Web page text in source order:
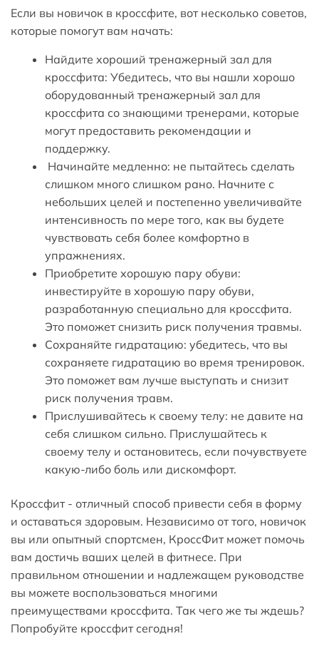
Если вы новичок в кроссфите, вот несколько советов,
которые помогут вам начать:
Найдите хороший тренажерный зал для
кроссфита: Убедитесь, что вы нашли хорошо
оборудованный тренажерный зал для
кроссфита со знающими тренерами, которые
могут предоставить рекомендации и
поддержку.
Начинайте медленно: не пытайтесь сделать
слишком много слишком рано. Начните с
небольших целей и постепенно увеличивайте
интенсивность по мере того, как вы будете
чувствовать себя более комфортно в
упражнениях.
Приобретите хорошую пару обуви:
инвестируйте в хорошую пару обуви,
разработанную специально для кроссфита.
Это поможет снизить риск получения травмы.
Сохраняйте гидратацию: убедитесь, что вы
сохраняете гидратацию во время тренировок.
Это поможет вам лучше выступать и снизит
риск получения травм.
Прислушивайтесь к своему телу: не давите на
себя слишком сильно. Прислушайтесь к
своему телу и остановитесь, если почувствуете
какую-либо боль или дискомфорт.
Кроссфит - отличный способ привести себя в форму
и оставаться здоровым. Независимо от того, новичок
вы или опытный спортсмен, КроссФит может помочь
вам достичь ваших целей в фитнесе. При
правильном отношении и надлежащем руководстве
вы можете воспользоваться многими
преимуществами кроссфита. Так чего же ты ждешь?
Попробуйте кроссфит сегодня!